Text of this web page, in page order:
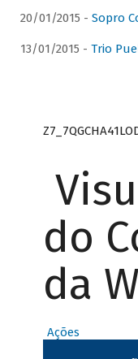
20/01/2015 - Sopro
13/01/2015 - Trio
do
da
Ações